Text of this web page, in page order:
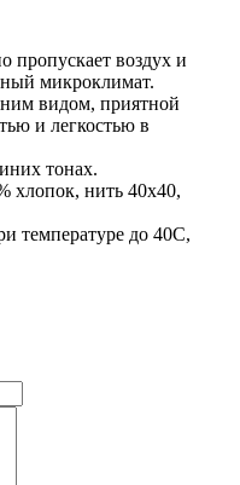
пропускает воздух и
микроклимат.
видом, приятной
и легкостью в
тонах.
хлопок, нить 40х40,
температуре до 40С,